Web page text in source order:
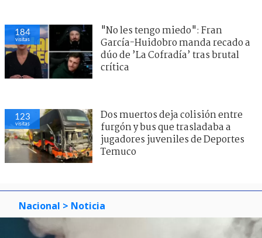
184
visitas
"No les tengo miedo": Fran
García-Huidobro manda recado a
dúo de ’La Cofradía’ tras brutal
crítica
123
visitas
Dos muertos deja colisión entre
furgón y bus que trasladaba a
jugadores juveniles de Deportes
Temuco
Nacional > Noticia